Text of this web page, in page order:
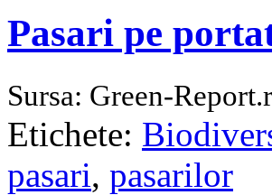
Pasari pe
Sursa: Green-
Etichete:
pasari, pasarilor